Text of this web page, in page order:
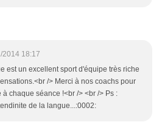
2014 18:17
est un excellent sport d'équipe très riche
/> Merci à nos coachs pour
à chaque séance !<br /> <br /> Ps :
de la langue...:0002: